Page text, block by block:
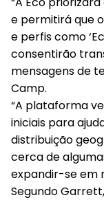
e permitirá que
e perfis como
consentirão
mensagens de
Camp.
“A plataforma
iniciais para
distribuição
cerca de
expandir-se em
Segundo